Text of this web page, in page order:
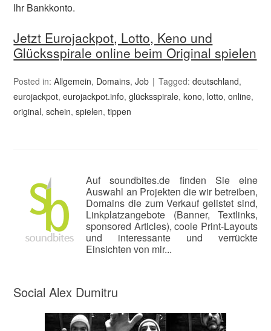
Ihr Bankkonto.
Jetzt Eurojackpot, Lotto, Keno und
Glücksspirale online beim Original spielen
Posted in:Allgemein, Domains,Job Tagged:deutschland,
eurojackpot,eurojackpot.info,glücksspirale,kono, lotto,online,
original,schein,spielen,tippen
Auf soundbites.de finden Sie eine
Auswahl an Projekten die wir betreiben,
Domains die zum Verkauf gelistet sind,
Linkplatzangebote (Banner, Textlinks,
sponsored Articles), coole Print-Layouts
und interessante und verrückte
Einsichten von mir...
Social Alex Dumitru